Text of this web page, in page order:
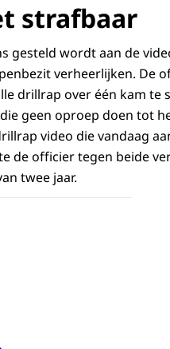
strafbaar
gesteld wordt aan de
verheerlijken. De
drillrap over één kam
geen oproep doen tot
video die vandaag
de officier tegen beide
twee jaar.